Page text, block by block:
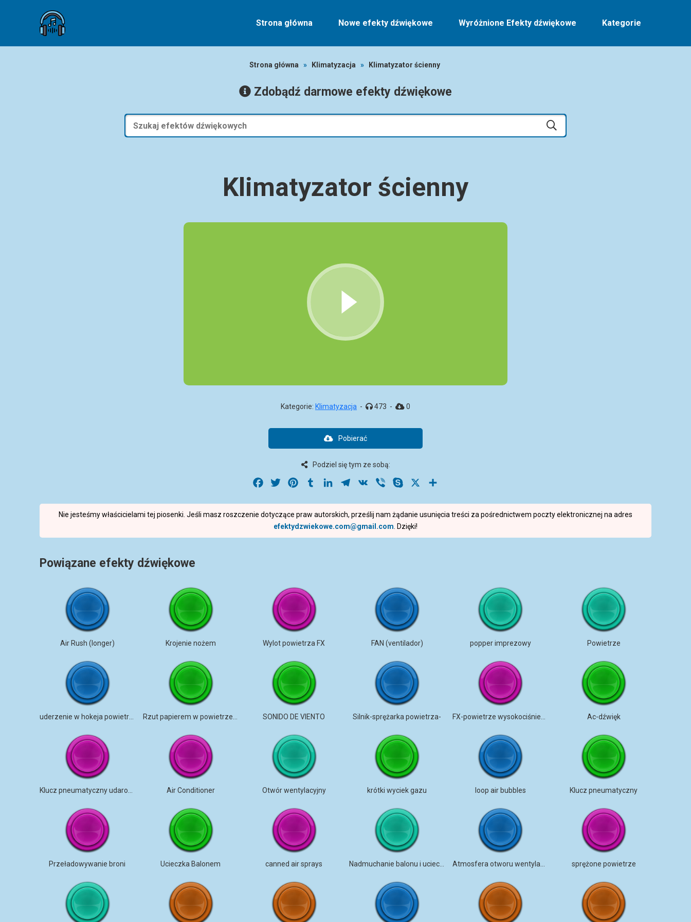
Strona główna Nowe efekty dźwiękowe Wyróżnione Efekty dźwiękowe Kategorie
Strona główna » Klimatyzacja » Klimatyzator ścienny
Zdobądź darmowe efekty dźwiękowe
Klimatyzator ścienny
Kategorie: Klimatyzacja - 473 - 0
Pobierać
Podziel się tym ze sobą:
Facebook
Twitter PinterestTumblrLinkedInTelegram
VK Viber Skype
Nie jesteśmy właścicielami tej piosenki. Jeśli masz roszczenie dotyczące praw autorskich, prześlij nam żądanie usunięcia treści za pośrednictwem poczty elektronicznej na adres
efektydzwiekowe.com@gmail.com . Dzięki!
Powiązane efekty dźwiękowe
Air Rush (longer) Krojenie nożem Wylot powietrza FX FAN (ventilador) popper imprezowy Powietrze
SONIDO DE VIENTO Silnik-sprężarka powietrza- Ac-dźwięk
Air Conditioner Otwór wentylacyjny krótki wyciek gazu loop air bubbles Klucz pneumatyczny
Przeładowywanie broni Ucieczka Balonem canned air sprays sprężone powietrze